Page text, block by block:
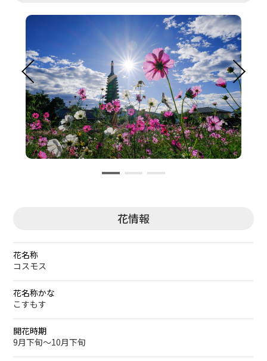
花情報
花名称
コスモス
花名称かな
こすもす
開花時期
9月下旬～10月下旬